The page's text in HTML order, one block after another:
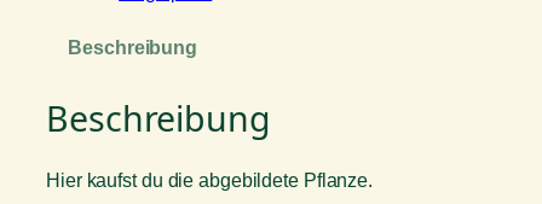
Beschreibung
Beschreibung
Hier kaufst du die abgebildete Pflanze.